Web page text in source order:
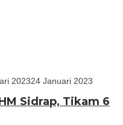
202324 Januari 2023
Sidrap, Tikam 6